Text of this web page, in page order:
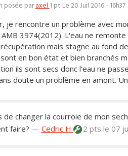
posée paraxel1 pt Le 20 Juil 2016 - 16h37
je rencontre un problème avec
AMB 3974(2012). L'eau ne remonte
mais stagne au fond
en bon état et bien branchés
ils sont secs donc l'eau ne
doute un problème en amont.
de changer la courroie de mon
faire? — Cedric H 2 pts le 07